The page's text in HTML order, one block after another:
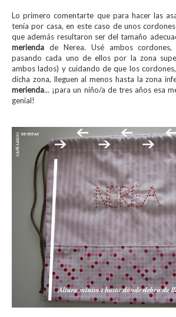
Lo primero comentarte que para hacer las
tenía por casa, en este caso de unos
que además resultaron ser del tamaño
merienda de Nerea. Usé ambos
pasando cada uno de ellos por la zona
ambos lados) y cuidando de que los
dicha zona, lleguen al menos hasta la zona
merienda... ¡para un niño/a de tres años esa
genial!